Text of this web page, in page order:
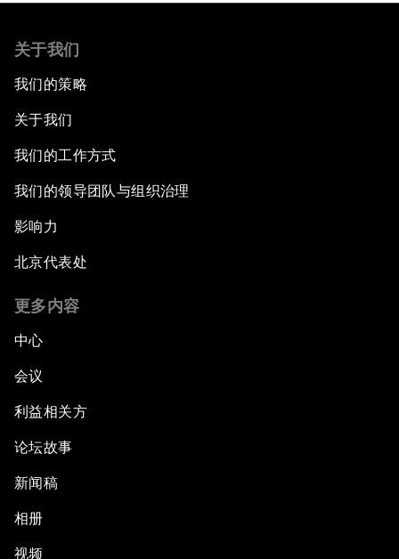
关于我们
我们的策略
关于我们
我们的工作方式
我们的领导团队与组织治理
影响力
北京代表处
更多内容
中心
会议
利益相关方
论坛故事
新闻稿
相册
视频